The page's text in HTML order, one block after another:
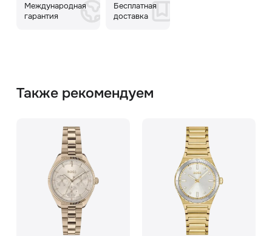
Международная
гарантия
Бесплатная
доставка
Также рекомендуем